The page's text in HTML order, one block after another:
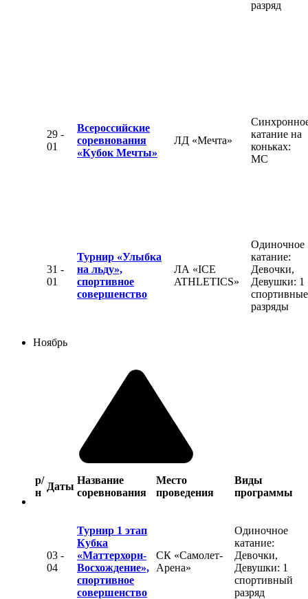
разряд
29 -
01
Всероссийские
соревнования
«Кубок Мечты»
ЛД «Мечта»
катание на
коньках:
МС
31 -
01
Турнир «Улыбка
на льду»,
спортивное
совершенство
ЛА «ICE
ATHLETICS»
Одиночное
катание:
Девочки,
Девушки: 1
спортивные
разряды
Ноябрь
р/
н
Даты
Название
соревнования
Место
проведения
Виды
программы
03 -
04
Турнир 1 этап
Кубка
«Маттерхорн-
Восхождение»,
спортивное
совершенство
СК «Самолет-
Арена»
Одиночное
катание:
Девочки,
Девушки: 1
спортивный
разряд